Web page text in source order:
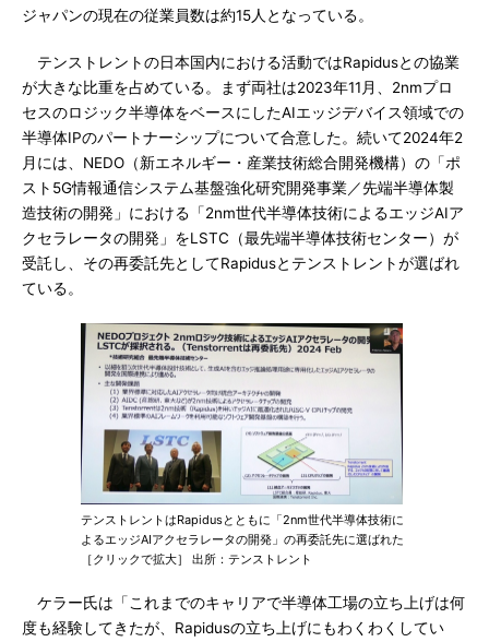
ジャパンの現在の従業員数は約15人となっている。
テンストレントの日本国内における活動ではRapidusとの協業
が大きな比重を占めている。まず両社は2023年11月、2nmプロ
セスのロジック半導体をベースにしたAIエッジデバイス領域での
半導体IPのパートナーシップについて合意した。続いて2024年2
月には、NEDO（新エネルギー・産業技術総合開発機構）の「ポ
スト5G情報通信システム基盤強化研究開発事業／先端半導体製
造技術の開発」における「2nm世代半導体技術によるエッジAIア
クセラレータの開発」をLSTC（最先端半導体技術センター）が
受託し、その再委託先としてRapidusとテンストレントが選ばれ
ている。
テンストレントはRapidusとともに「2nm世代半導体技術に
よるエッジAIアクセラレータの開発」の再委託先に選ばれた
［クリックで拡大］ 出所：テンストレント
ケラー氏は「これまでのキャリアで半導体工場の立ち上げは何
度も経験してきたが、Rapidusの立ち上げにもわくわくしてい